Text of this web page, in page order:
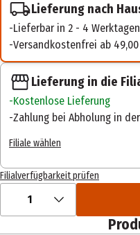
Lieferung nach
Lieferbar in 2 - 4 Werktagen
Versandkostenfrei ab
Lieferung in die
Kostenlose Lieferung
Zahlung bei Abholung in
Filiale wählen
Filialverfügbarkeit prüfen
1